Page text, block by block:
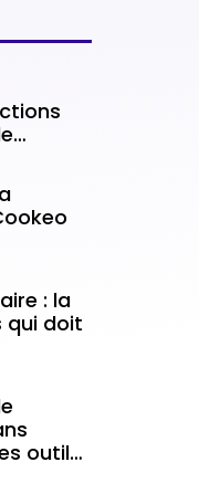
: la
qui doit
outils